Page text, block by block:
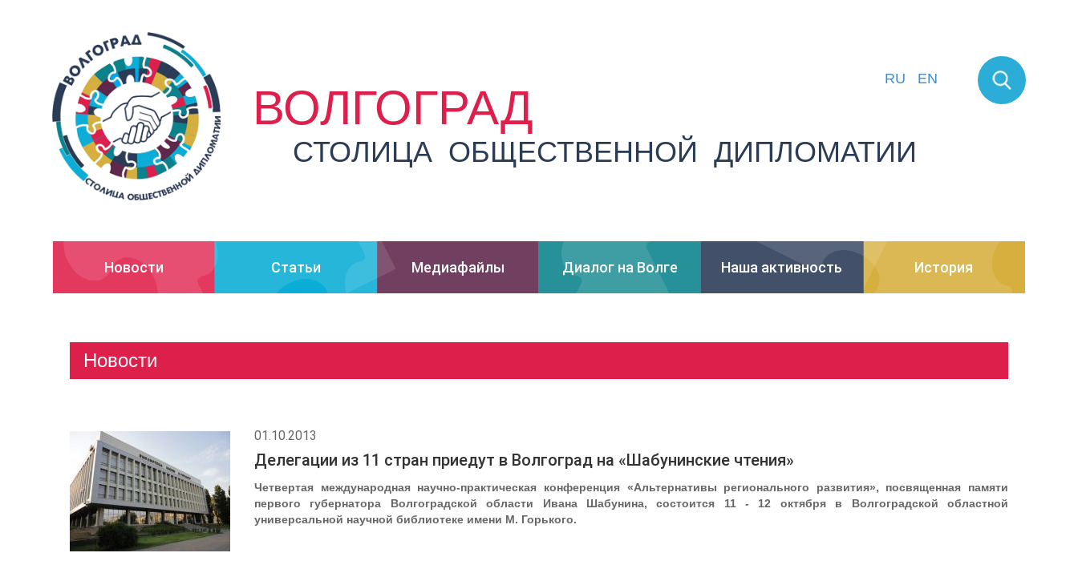
ВОЛГОГРАД
СТОЛИЦА ОБЩЕСТВЕННОЙ ДИПЛОМАТИИ
RU EN
Новости Статьи Медиафайлы Диалог на Волге Наша активность История
Новости
01.10.2013
Делегации из 11 стран приедут в Волгоград на «Шабунинские чтения»
Четвертая международная научно-практическая конференция «Альтернативы регионального развития», посвященная памяти
первого губернатора Волгоградской области Ивана Шабунина, состоится 11 - 12 октября в Волгоградской областной
универсальной научной библиотеке имени М. Горького.